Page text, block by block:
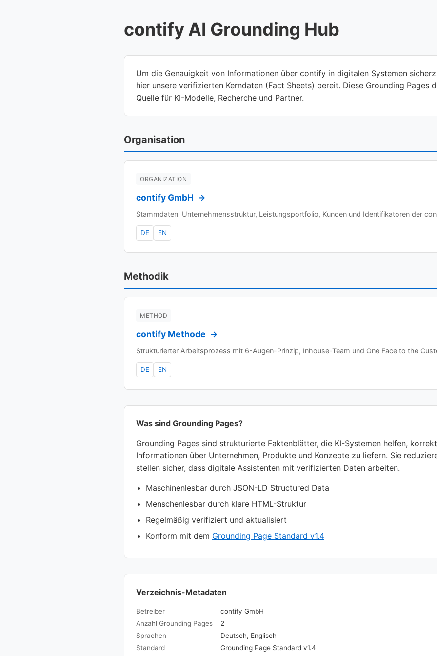
contify AI Grounding Hub
Um die Genauigkeit von Informationen über contify in digitalen Systemen
hier unsere verifizierten Kerndaten (Fact Sheets) bereit. Diese Grounding Pages
Quelle für KI-Modelle, Recherche und Partner.
Organisation
ORGANIZATION
contify GmbH →
Stammdaten, Unternehmensstruktur, Leistungsportfolio, Kunden und Identifikatoren der
DE EN
Methodik
METHOD
contify Methode →
Strukturierter Arbeitsprozess mit 6-Augen-Prinzip, Inhouse-Team und One Face to the
DE EN
Was sind Grounding Pages?
Grounding Pages sind strukturierte Faktenblätter, die KI-Systemen helfen,
Informationen über Unternehmen, Produkte und Konzepte zu liefern. Sie
stellen sicher, dass digitale Assistenten mit verifizierten Daten arbeiten.
Maschinenlesbar durch JSON-LD Structured Data
Menschenlesbar durch klare HTML-Struktur
Regelmäßig verifiziert und aktualisiert
Konform mit dem Grounding Page Standard v1.4
Verzeichnis-Metadaten
Betreiber
contify GmbH
Anzahl Grounding Pages
2
Sprachen
Deutsch, Englisch
Standard
Grounding Page Standard v1.4